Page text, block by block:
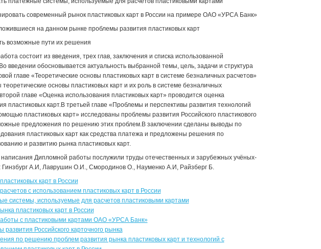
современный рынок пластиковых карт в России на примере ОАО «УРСА Банк»
на данном рынке проблемы развития пластиковых карт
возможные пути их решения
состоит из введения, трех глав, заключения и списка использованной
введении обосновывается актуальность выбранной темы, цель, задачи и структура
главе «Теоретические основы пластиковых карт в системе безналичных расчетов»
основы пластиковых карт и их роль в системе безналичных
главе «Оценка использования пластиковых карт» проводится оценка
пластиковых карт.В третьей главе «Проблемы и перспективы развития технологий
пластиковых карт» исследованы проблемы развития Российского пластикового
предложения по решению этих проблем.В заключении сделаны выводы по
пластиковых карт как средства платежа и предложены решения по
и развитию рынка пластиковых карт.
Дипломной работы послужили труды отечественных и зарубежных учёных-
Гинзбург А.И, Лаврушин О.И., Смородинов О., Науменко А.И, Райзберг Б.
карт в России
с использованием пластиковых карт в России
системы, используемые для расчетов пластиковыми картами
пластиковых карт в России
с пластиковыми картами ОАО «УРСА Банк»
развития Российского карточного рынка
по решению проблем развития рынка пластиковых карт и технологий с